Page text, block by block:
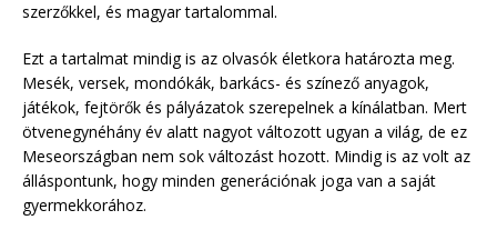
szerzőkkel, és magyar tartalommal.
Ezt a tartalmat mindig is az olvasók életkora határozta meg.
Mesék, versek, mondókák, barkács- és színező anyagok,
játékok, fejtörők és pályázatok szerepelnek a kínálatban. Mert
ötvenegynéhány év alatt nagyot változott ugyan a világ, de ez
Meseországban nem sok változást hozott. Mindig is az volt az
álláspontunk, hogy minden generációnak joga van a saját
gyermekkorához.